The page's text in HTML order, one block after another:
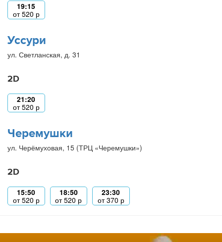
19:15
от520 р
Уссури
ул. Светланская, д. 31
2D
21:20
от520 р
Черемушки
ул. Черёмуховая, 15 (ТРЦ «Черемушки»)
2D
15:50
от520 р
18:50
от520 р
23:30
от370 р